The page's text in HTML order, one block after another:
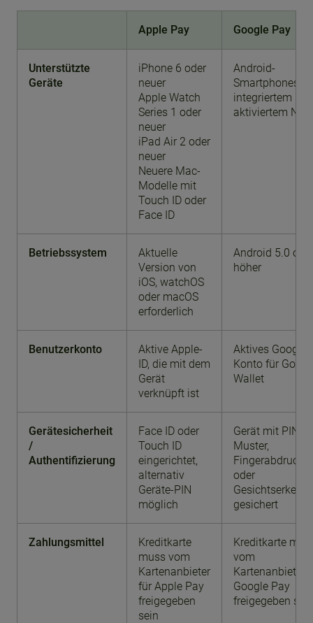
Apple Pay Google Pay
Unterstützte
Geräte
iPhone 6 oder
neuer
Apple Watch
Series 1 oder
neuer
iPad Air 2 oder
neuer
Neuere Mac-
Modelle mit
Touch ID oder
Face ID
Android-
Smartphones
integriertem und
aktiviertem NFC
Betriebssystem
Aktuelle
Version von
iOS, watchOS
oder macOS
erforderlich
Android 5.0
höher
Benutzerkonto
Aktive Apple-
ID, die mit dem
Gerät
verknüpft ist
Aktives Google-
Konto für
Wallet
Gerätesicherheit
/
Authentifizierung
Face ID oder
Touch ID
eingerichtet,
alternativ
Geräte-PIN
möglich
Gerät mit PIN,
Muster,
Fingerabdruck
oder
gesichert
Zahlungsmittel
Kreditkarte
muss vom
Kartenanbieter
für Apple Pay
freigegeben
sein
Kreditkarte
vom
Kartenanbieter
Google Pay
freigegeben sein